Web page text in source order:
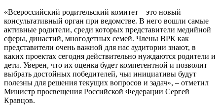
«Всероссийский родительский комитет – это новый
консультативный орган при ведомстве. В него вошли самые
активные родители, среди которых представители медийной
сферы, династий, многодетных семей. Члены ВРК как
представители очень важной для нас аудитории знают, в
каких проектах сегодня действительно нуждаются родители и
дети. Уверен, что их оценка будет компетентной и позволит
выбрать достойных победителей, чьи инициативы будут
полезны для решения текущих вопросов и задач», – отметил
Министр просвещения Российской Федерации Сергей
Кравцов.